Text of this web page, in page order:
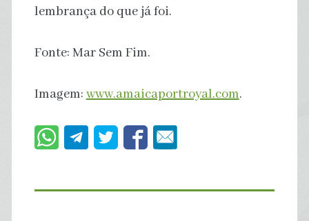
lembrança do que já foi.
Fonte: Mar Sem Fim.
Imagem:www.amaicaportroyal.com.